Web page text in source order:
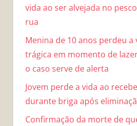
vida ao ser alvejada no
rua
Menina de 10 anos perdeu a
trágica em momento de
o caso serve de alerta
Jovem perde a vida ao
durante briga após
Confirmação da morte de